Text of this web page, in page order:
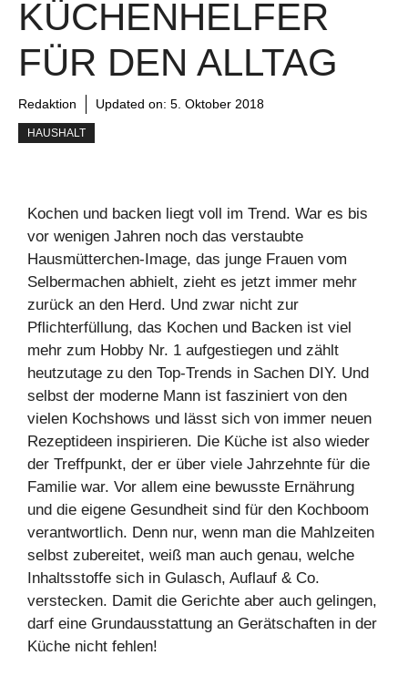
KÜCHENHELFER
FÜR DEN ALLTAG
Redaktion Updated on: 5. Oktober 2018
HAUSHALT
Kochen und backen liegt voll im Trend. War es bis
vor wenigen Jahren noch das verstaubte
Hausmütterchen-Image, das junge Frauen vom
Selbermachen abhielt, zieht es jetzt immer mehr
zurück an den Herd. Und zwar nicht zur
Pflichterfüllung, das Kochen und Backen ist viel
mehr zum Hobby Nr. 1 aufgestiegen und zählt
heutzutage zu den Top-Trends in Sachen DIY. Und
selbst der moderne Mann ist fasziniert von den
vielen Kochshows und lässt sich von immer neuen
Rezeptideen inspirieren. Die Küche ist also wieder
der Treffpunkt, der er über viele Jahrzehnte für die
Familie war. Vor allem eine bewusste Ernährung
und die eigene Gesundheit sind für den Kochboom
verantwortlich. Denn nur, wenn man die Mahlzeiten
selbst zubereitet, weiß man auch genau, welche
Inhaltsstoffe sich in Gulasch, Auflauf & Co.
verstecken. Damit die Gerichte aber auch gelingen,
darf eine Grundausstattung an Gerätschaften in der
Küche nicht fehlen!